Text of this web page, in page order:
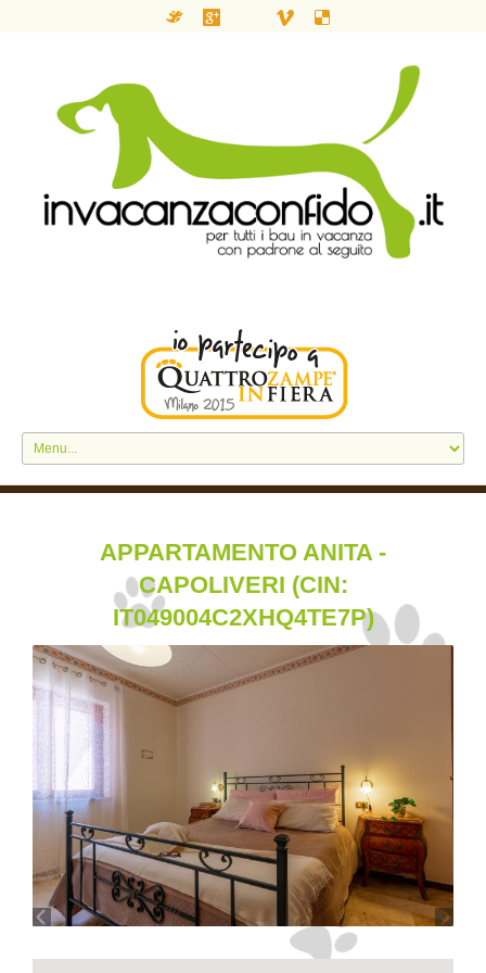
APPARTAMENTO ANITA -
CAPOLIVERI (CIN:
IT049004C2XHQ4TE7P)